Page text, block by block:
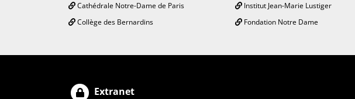
Cathédrale Notre-Dame de Paris
Collège des Bernardins
Institut Jean-Marie Lustiger
Fondation Notre Dame
Extranet